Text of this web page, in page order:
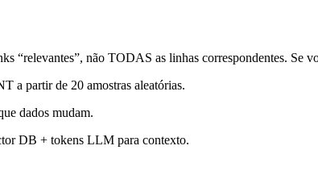
“relevantes”, não TODAS as linhas correspondentes. Se
a partir de 20 amostras aleatórias.
dados mudam.
DB + tokens LLM para contexto.